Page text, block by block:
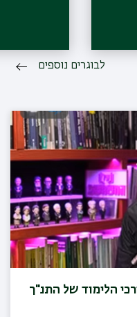
לבוגרים נוספים
הלימוד של התנ"ך